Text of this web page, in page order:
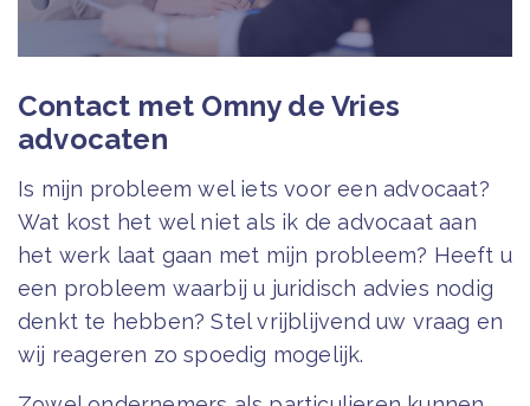
Contact met Omny de Vries
advocaten
Is mijn probleem wel iets voor een advocaat?
Wat kost het wel niet als ik de advocaat aan
het werk laat gaan met mijn probleem? Heeft u
een probleem waarbij u juridisch advies nodig
denkt te hebben? Stel vrijblijvend uw vraag en
wij reageren zo spoedig mogelijk.